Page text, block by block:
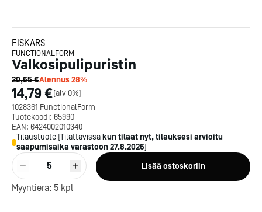
FISKARS
FUNCTIONALFORM
Valkosipulipuristin
20,65 €Alennus28%
14,79 €[alv 0%]
1028361 FunctionalForm
Tuotekoodi: 65990
EAN: 6424002010340
Tilaustuote [Tilattavissa kun tilaat nyt, tilauksesi arvioitu
saapumisaika varastoon27.8.2026]
5 Lisää ostoskoriin
Myyntierä: 5 kpl
Kotipizza on vuonna 1987
perustettu yritys, jolla on yli
300 ravintolaa eri puolella
Suomea. Dieta on tehnyt